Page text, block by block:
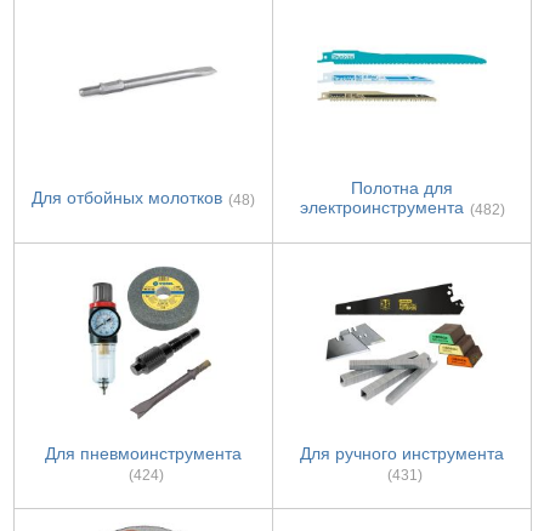
Для отбойных молотков (48)
Полотна для
электроинструмента (482)
Для пневмоинструмента
(424)
Для ручного инструмента
(431)